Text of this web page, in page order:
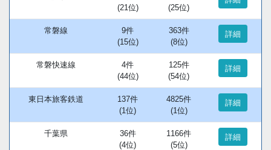
(21位)
(25位)
常磐線
9件
(15位)
363件
(8位)
詳細
常磐快速線
4件
(44位)
125件
(54位)
詳細
東日本旅客鉄道
137件
(1位)
4825件
(1位)
詳細
千葉県
36件
(4位)
1166件
(5位)
詳細